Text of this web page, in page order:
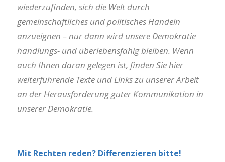
wiederzufinden, sich die Welt durch
gemeinschaftliches und politisches Handeln
anzueignen – nur dann wird unsere Demokratie
handlungs- und überlebensfähig bleiben. Wenn
auch Ihnen daran gelegen ist, finden Sie hier
weiterführende Texte und Links zu unserer Arbeit
an der Herausforderung guter Kommunikation in
unserer Demokratie.
Mit Rechten reden? Differenzieren bitte!